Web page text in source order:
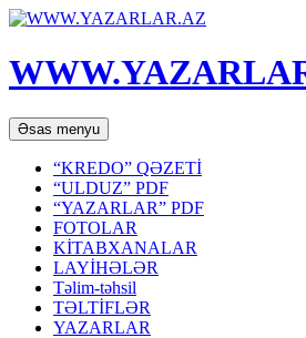
Axtar
Əsas menyu Mühtəviyyata
keç
“KREDO” QƏZETİ
“ULDUZ” PDF
“YAZARLAR” PDF
FOTOLAR
KİTABXANALAR
LAYİHƏLƏR
Təlim-təhsil
TƏLTİFLƏR
YAZARLAR